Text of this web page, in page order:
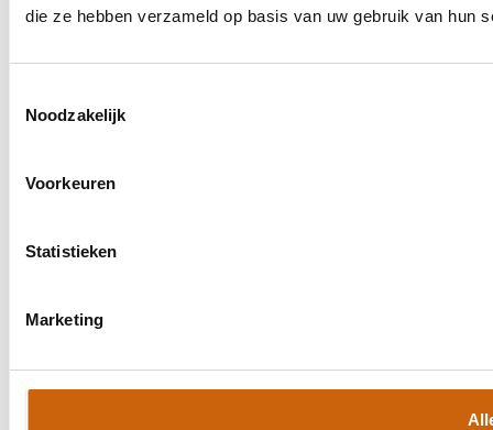
die ze hebben verzameld op basis van uw gebruik van hun
Noodzakelijk
Voorkeuren
Statistieken
Marketing